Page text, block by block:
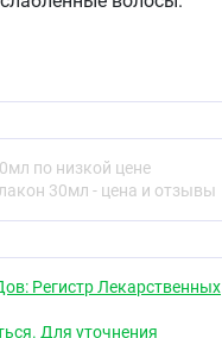
комплексом от
клеток, улучшает
за ухо. Применение
аллергическая
по низкой цене
30мл - цена и отзывы
Регистр Лекарственных
Для уточнения